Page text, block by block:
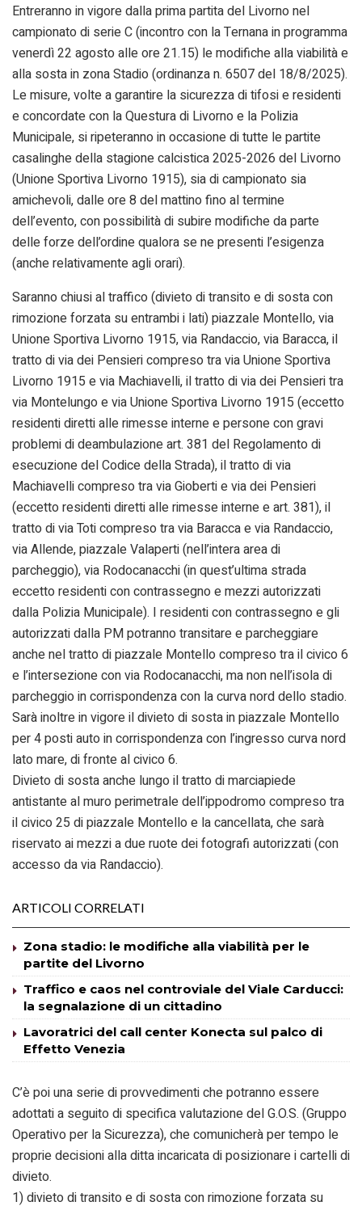
Entreranno in vigore dalla prima partita del Livorno nel
campionato di serie C (incontro con la Ternana in programma
venerdì 22 agosto alle ore 21.15) le modifiche alla viabilità e
alla sosta in zona Stadio (ordinanza n. 6507 del 18/8/2025).
Le misure, volte a garantire la sicurezza di tifosi e residenti
e concordate con la Questura di Livorno e la Polizia
Municipale, si ripeteranno in occasione di tutte le partite
casalinghe della stagione calcistica 2025-2026 del Livorno
(Unione Sportiva Livorno 1915), sia di campionato sia
amichevoli, dalle ore 8 del mattino fino al termine
dell’evento, con possibilità di subire modifiche da parte
delle forze dell’ordine qualora se ne presenti l’esigenza
(anche relativamente agli orari).
Saranno chiusi al traffico (divieto di transito e di sosta con
rimozione forzata su entrambi i lati) piazzale Montello, via
Unione Sportiva Livorno 1915, via Randaccio, via Baracca, il
tratto di via dei Pensieri compreso tra via Unione Sportiva
Livorno 1915 e via Machiavelli, il tratto di via dei Pensieri tra
via Montelungo e via Unione Sportiva Livorno 1915 (eccetto
residenti diretti alle rimesse interne e persone con gravi
problemi di deambulazione art. 381 del Regolamento di
esecuzione del Codice della Strada), il tratto di via
Machiavelli compreso tra via Gioberti e via dei Pensieri
(eccetto residenti diretti alle rimesse interne e art. 381), il
tratto di via Toti compreso tra via Baracca e via Randaccio,
via Allende, piazzale Valaperti (nell’intera area di
parcheggio), via Rodocanacchi (in quest’ultima strada
eccetto residenti con contrassegno e mezzi autorizzati
dalla Polizia Municipale). I residenti con contrassegno e gli
autorizzati dalla PM potranno transitare e parcheggiare
anche nel tratto di piazzale Montello compreso tra il civico 6
e l’intersezione con via Rodocanacchi, ma non nell’isola di
parcheggio in corrispondenza con la curva nord dello stadio.
Sarà inoltre in vigore il divieto di sosta in piazzale Montello
per 4 posti auto in corrispondenza con l’ingresso curva nord
lato mare, di fronte al civico 6.
Divieto di sosta anche lungo il tratto di marciapiede
antistante al muro perimetrale dell’ippodromo compreso tra
il civico 25 di piazzale Montello e la cancellata, che sarà
riservato ai mezzi a due ruote dei fotografi autorizzati (con
accesso da via Randaccio).
ARTICOLI CORRELATI
Zona stadio: le modifiche alla viabilità per le
partite del Livorno
Traffico e caos nel controviale del Viale Carducci:
la segnalazione di un cittadino
Lavoratrici del call center Konecta sul palco di
Effetto Venezia
C’è poi una serie di provvedimenti che potranno essere
adottati a seguito di specifica valutazione del G.O.S. (Gruppo
Operativo per la Sicurezza), che comunicherà per tempo le
proprie decisioni alla ditta incaricata di posizionare i cartelli di
divieto.
1) divieto di transito e di sosta con rimozione forzata su